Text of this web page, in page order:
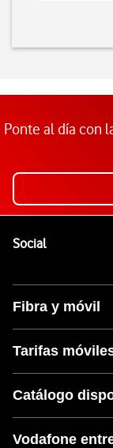
Ponte al día con
SocialEnlaces a
Fibra y móvil
Tarifas
Catálogo
Vodafone